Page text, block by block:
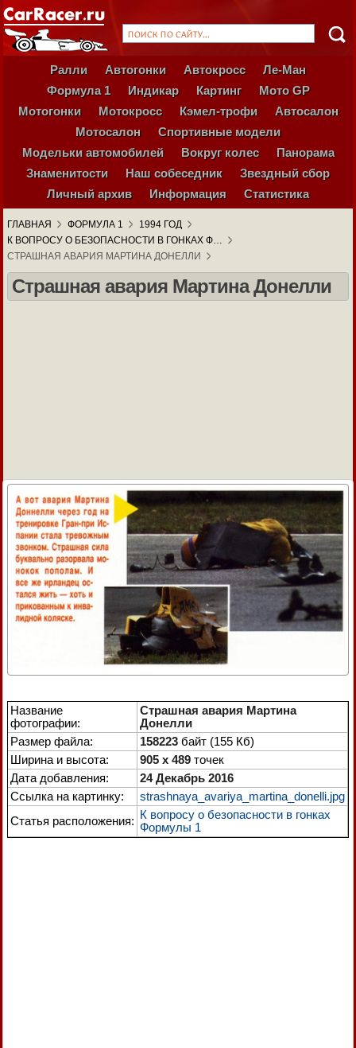
Ралли Автогонки Автокросс
Ле-Ман
Формула 1
Индикар Картинг
Мото GP
Мотогонки
Мотокросс Кэмел-трофи
Автосалон
Мотосалон
Спортивные модели
Модельки автомобилей
Вокруг колес
Панорама
Знаменитости
Наш собеседник
Звездный сбор
Личный архив
Информация Статистика
ГЛАВНАЯ ФОРМУЛА 1
1994 ГОД
К ВОПРОСУ О БЕЗОПАСНОСТИ В ГОНКАХ Ф…
СТРАШНАЯ АВАРИЯ МАРТИНА ДОНЕЛЛИ
Страшная авария Мартина Донелли
Название
фотографии:
Страшная авария Мартина
Донелли
Размер файла:
158223 байт (155 Кб)
Ширина и высота:
905 x 489 точек
Дата добавления:
24 Декабрь 2016
Ссылка на картинку:
strashnaya_avariya_martina_donelli.jpg
Статья расположения: К вопросу о безопасности в гонках
Формулы 1